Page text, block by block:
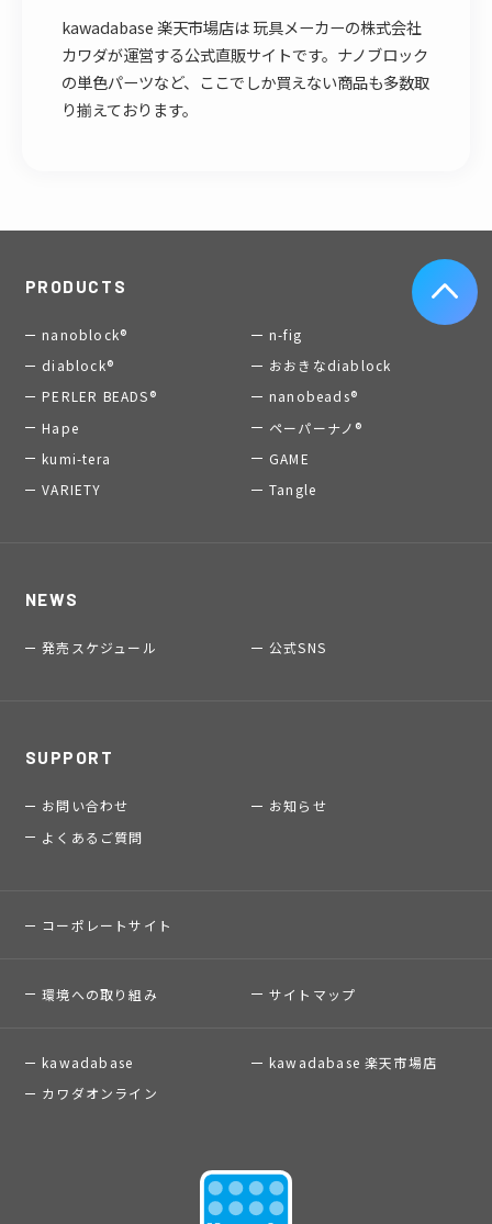
kawadabase 楽天市場店は 玩具メーカーの株式会社
カワダが運営する公式直販サイトです。ナノブロック
の単色パーツなど、ここでしか買えない商品も多数取
り揃えております。
PRODUCTS
nanoblock®
n-fig
diablock®
おおきなdiablock
PERLER BEADS®
nanobeads®
Hape
ペーパーナノ®
kumi-tera
GAME
VARIETY
Tangle
NEWS
発売スケジュール 公式SNS
SUPPORT
お問い合わせ
お知らせ
よくあるご質問
コーポレートサイト
環境への取り組み サイトマップ
kawadabase
kawadabase 楽天市場店
カワダオンライン